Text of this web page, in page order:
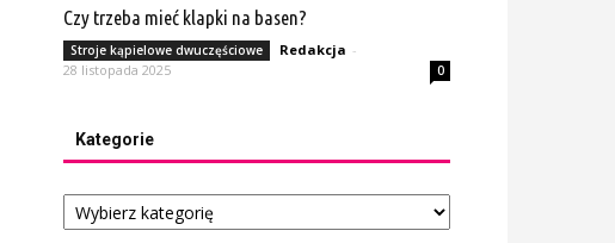
Czy trzeba mieć klapki na basen?
Stroje kąpielowe dwuczęściowe Redakcja -
28 listopada 2025
0
Kategorie
Kategorie